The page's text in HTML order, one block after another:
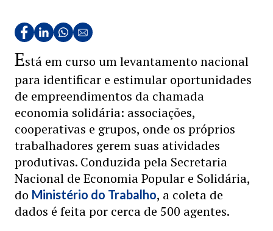
Está em curso um levantamento nacional
para identificar e estimular oportunidades
de empreendimentos da chamada
economia solidária: associações,
cooperativas e grupos, onde os próprios
trabalhadores gerem suas atividades
produtivas. Conduzida pela Secretaria
Nacional de Economia Popular e Solidária,
do Ministério do Trabalho, a coleta de
dados é feita por cerca de 500 agentes.